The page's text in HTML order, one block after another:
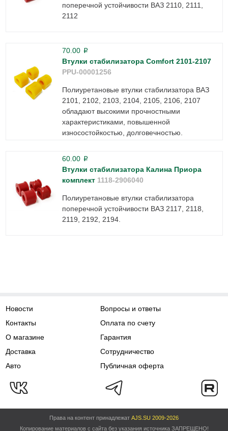
поперечной устойчивости ВАЗ 2110, 2111,
2112
70.00 p
Втулки стабилизатора Comfort 2101-2107
PPU-00001256
Полиуретановые втулки стабилизатора ВАЗ
2101, 2102, 2103, 2104, 2105, 2106, 2107
обладают высокими прочностными
характеристиками, повышенной
износостойкостью, долговечностью.
60.00 p
Втулки стабилизатора Калина Приора
комплект 1118-2906040
Полиуретановые втулки стабилизатора
поперечной устойчивости ВАЗ 2117, 2118,
2119, 2192, 2194.
Новости
Контакты
О магазине
Доставка
Авто
Вопросы и ответы
Оплата по счету
Гарантия
Сотрудничество
Публичная оферта
Права на контент принадлежат AJS.SU 2009-2026
Копирование материалов с сайта без указания источника ЗАПРЕЩЕНО!